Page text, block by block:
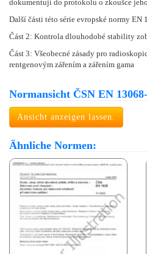
dokumentují do protokolu o zkoušce
Další části této série evropské normy EN
Část 2: Kontrola dlouhodobé stability
Část 3: Všeobecné zásady pro
rentgenovým zářením a zářením gama
Normansicht ČSN EN
Ansicht anzeigen lassen.
Ähnliche Normen: